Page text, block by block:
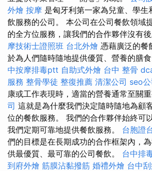
外燴 按摩 是匈牙利第一家為兒童、學生
飲服務的公司。 本公司在公司餐飲領域
的全方位服務，讓我們的合作夥伴沒有後
摩技術士證照班 台北外燴 憑藉廣泛的餐
於為人們隨時隨地提供優質、營養的膳食
中按摩排毒ptt 自助式外燴 台中 整骨
服務 整骨學徒 整復推薦 清潔公司 seo公
康或工作表現時，適當的營養通常至關重
司 這就是為什麼我們決定隨時隨地為顧
位的餐飲服務。 我們的合作夥伴始終可
我們定期可靠地提供餐飲服務。 台胞證
們的目標是在長期成功的合作框架內，
供最優質、最可靠的公司餐飲。 台中排
到府外燴 筋膜沾黏撥筋 婚禮外燴 台中